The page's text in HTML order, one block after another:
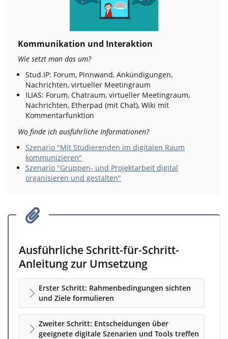
Kommunikation und Interaktion
Wie setzt man das um?
Stud.IP: Forum, Pinnwand, Ankündigungen,
Nachrichten, virtueller Meetingraum
ILIAS: Forum, Chatraum, virtueller Meetingraum,
Nachrichten, Etherpad (mit Chat), Wiki mit
Kommentarfunktion
Wo finde ich ausführliche Informationen?
Szenario "Mit Studierenden im digitalen Raum
kommunizieren"
Szenario "Gruppen- und Projektarbeit digital
organisieren und gestalten"
Ausführliche Schritt-für-Schritt-
Anleitung zur Umsetzung
Erster Schritt: Rahmenbedingungen sichten
und Ziele formulieren
Zweiter Schritt: Entscheidungen über
geeignete digitale Szenarien und Tools treffen